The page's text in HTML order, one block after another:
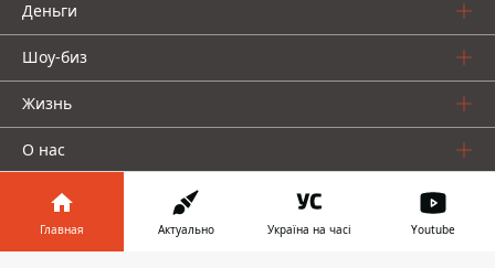
Деньги
Шоу-биз
Жизнь
О нас
Главная Актуально Україна на часі Youtube